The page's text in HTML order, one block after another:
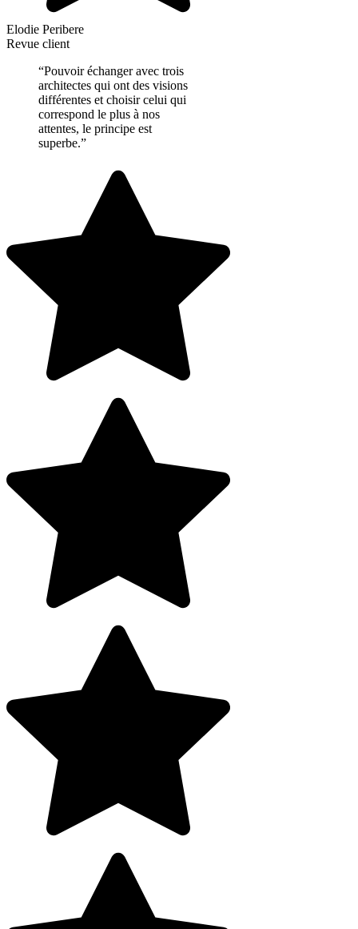
Elodie Peribere
Revue client
“Pouvoir échanger avec trois
architectes qui ont des visions
différentes et choisir celui qui
correspond le plus à nos
attentes, le principe est
superbe.”